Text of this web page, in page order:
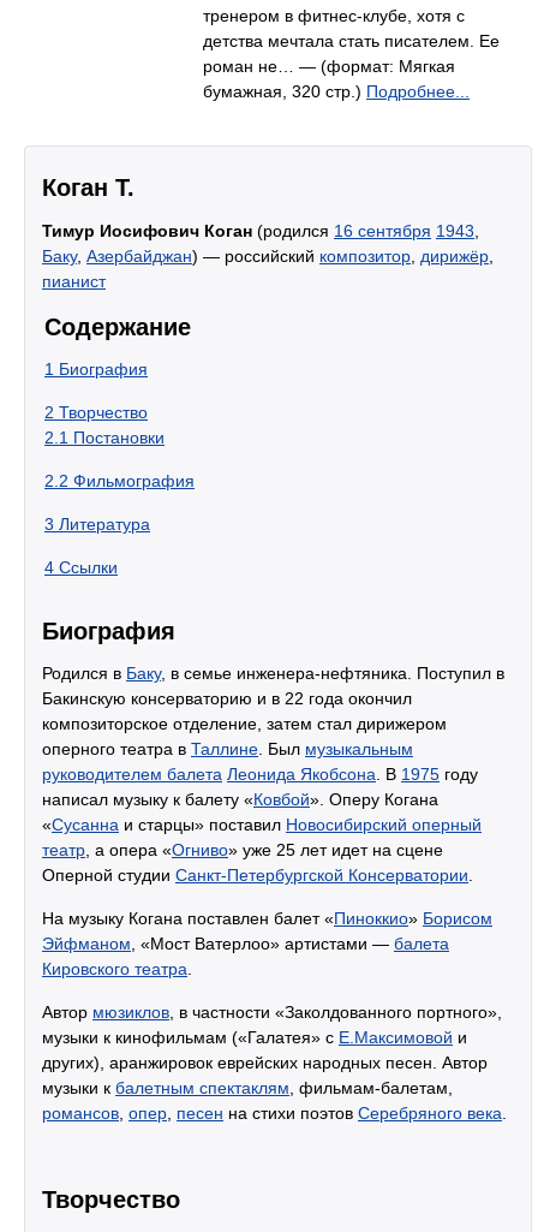
тренером в фитнес-клубе, хотя с
детства мечтала стать писателем. Ее
роман не… — (формат: Мягкая
бумажная, 320 стр.) Подробнее...
Коган Т.
Тимур Иосифович Коган (родился 16 сентября 1943
Баку, Азербайджан) — российский композитор дирижёр
пианист
Содержание
1 Биография
2 Творчество
2.1 Постановки
2.2 Фильмография
3 Литература
4 Ссылки
Биография
Родился в Баку, в семье инженера-нефтяника. Поступил в
Бакинскую консерваторию и в 22 года окончил
композиторское отделение, затем стал дирижером
оперного театра в Таллине . Был музыкальным
руководителем балета Леонида Якобсона . В 1975 году
написал музыку к балету «Ковбой». Оперу Когана
«Сусанна и старцы» поставил Новосибирский оперный
театр , а опера «Огниво» уже 25 лет идет на сцене
Оперной студии Санкт-Петербургской Консерватории
На музыку Когана поставлен балет «Пиноккио» Борисом
Эйфманом , «Мост Ватерлоо» артистами — балета
Кировского театра
Автор мюзиклов , в частности «Заколдованного портного»,
музыки к кинофильмам («Галатея» с Е.Максимовой и
других), аранжировок еврейских народных песен. Автор
музыки к балетным спектаклям , фильмам-балетам,
романсов опер песен на стихи поэтов Серебряного века
Творчество